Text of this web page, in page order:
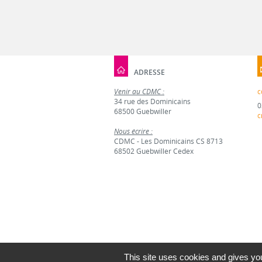
ADRESSE
Venir au CDMC :
34 rue des Dominicains
68500 Guebwiller
Nous écrire :
CDMC - Les Dominicains CS 8713
68502 Guebwiller Cedex
This site uses cookies and gives